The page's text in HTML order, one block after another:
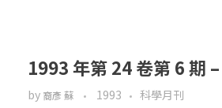
1993 年第 24 卷第 6 期
by 裔彥 蘇 1993 科學月刊